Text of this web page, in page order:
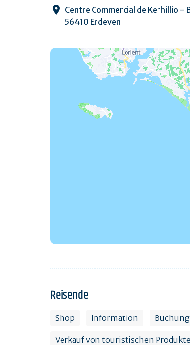
Centre Commercial de Kerhillio -
56410 Erdeven
Reisende
Shop Information
Verkauf von touristischen